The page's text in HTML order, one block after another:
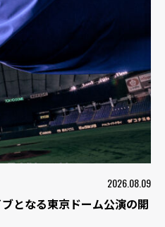
2026.08.09
となる東京ドーム公演の開